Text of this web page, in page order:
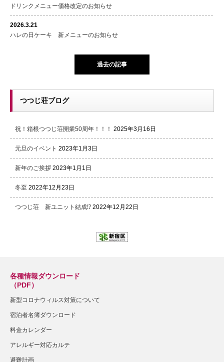
ドリンクメニュー価格改定のお知らせ
2026.3.21
ハレの日ケーキ 新メニューのお知らせ
過去の記事
つつじ荘ブログ
祝！箱根つつじ荘開業50周年！！！ 2025年3月16日
元旦のイベント 2023年1月3日
新年のご挨拶 2023年1月1日
冬至 2022年12月23日
つつじ荘 新ユニット結成⁉ 2022年12月22日
各種情報ダウンロード
（PDF）
新型コロナウィルス対策について
宿泊者名簿ダウンロード
料金カレンダー
アレルギー対応カルテ
避難計画